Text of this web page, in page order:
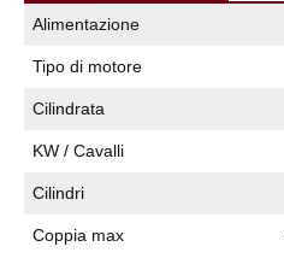
Alimentazione
Tipo di motore
Cilindrata
KW / Cavalli
Cilindri
Coppia max